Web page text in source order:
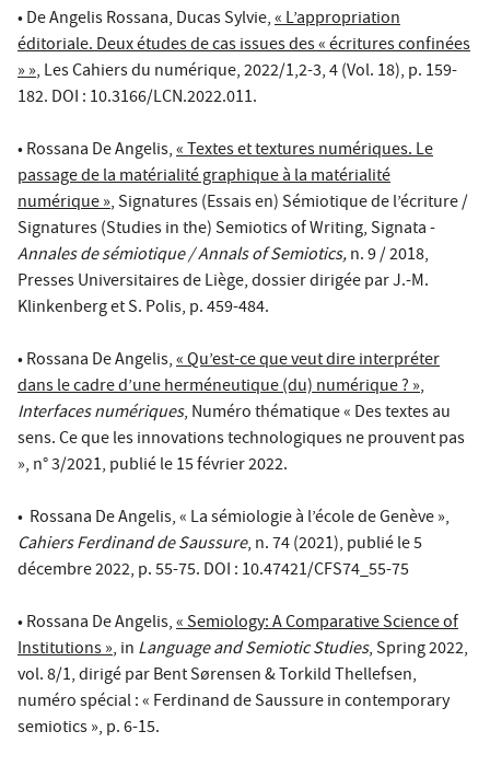
• De Angelis Rossana, Ducas Sylvie,« L’appropriation
éditoriale. Deux études de cas issues des « écritures confinées
» », Les Cahiers du numérique, 2022/1,2-3, 4 (Vol. 18), p. 159-
182. DOI : 10.3166/LCN.2022.011.
• Rossana De Angelis,« Textes et textures numériques. Le
passage de la matérialité graphique à la matérialité
numérique », Signatures (Essais en) Sémiotique de l’écriture /
Signatures (Studies in the) Semiotics of Writing, Signata -
Annales de sémiotique / Annals of Semiotics,n. 9 / 2018,
Presses Universitaires de Liège, dossier dirigée par J.-M.
Klinkenberg et S. Polis, p. 459-484.
• Rossana De Angelis,« Qu’est-ce que veut dire interpréter
dans le cadre d’une herméneutique (du) numérique ? »,
Interfaces numériques, Numéro thématique « Des textes au
sens. Ce que les innovations technologiques ne prouvent pas
», n° 3/2021, publié le 15 février 2022.
​​​​​​​• Rossana De Angelis, « La sémiologie à l’école de Genève »,
Cahiers Ferdinand de Saussure, n. 74 (2021), publié le 5
décembre 2022, p. 55-75. DOI : 10.47421/CFS74_55-75
​​​​​​​• Rossana De Angelis,« Semiology: A Comparative Science of
Institutions », in Language and Semiotic Studies, Spring 2022,
vol. 8/1, dirigé par Bent Sørensen & Torkild Thellefsen,
numéro spécial : « Ferdinand de Saussure in contemporary
semiotics », p. 6-15.